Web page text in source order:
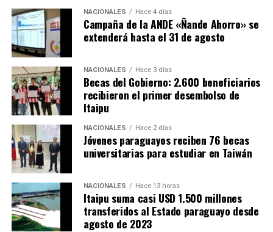
actualmente se está haciendo una inversión en
infraestructura como nunca antes.
Anunció también que su gobierno seguirá invirtiendo
para que todos los pacientes tengan la mejor atención.
Por su parte, El gobernador de Caazapá, Cristian Acosta,
afirmó que la habilitación de este hospital especializado
es «un sueño que se está cumpliendo» y anunció que
próximamente se prevé habilitar también un centro
nefrológico, que actualmente se está construyendo
mediante una inversión de más de 3.000 millones de
guaraníes por parte de la Entidad Binacional Yacyretá.
NACIONALES Hace 4 días
Campaña de la ANDE «Ñande Ahorro» se
extenderá hasta el 31 de agosto
NACIONALES Hace 3 días
Becas del Gobierno: 2.600 beneficiarios
recibieron el primer desembolso de
Itaipu
NACIONALES Hace 2 días
Jóvenes paraguayos reciben 76 becas
universitarias para estudiar en Taiwán
NACIONALES Hace 13 horas
Itaipu suma casi USD 1.500 millones
transferidos al Estado paraguayo desde
agosto de 2023